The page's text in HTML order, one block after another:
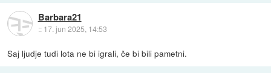
Barbara21
:: 17. jun 2025, 14:53
Saj ljudje tudi lota ne bi igrali, če bi bili pametni.